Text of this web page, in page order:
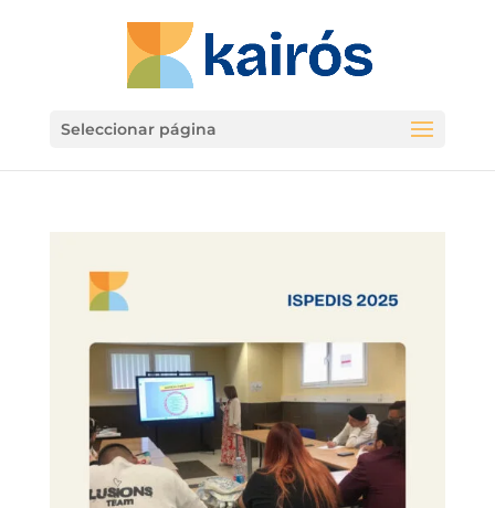
Seleccionar página